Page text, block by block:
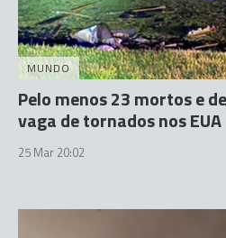
MUNDO
Pelo menos 23 mortos e
vaga de tornados nos EUA
25 Mar 20:02